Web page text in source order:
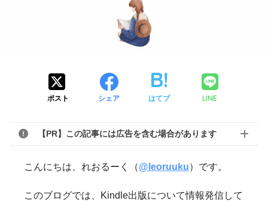
ポスト シェア はてブ LINE
【PR】この記事には広告を含む場合があります
こんにちは、れおるーく（@leoruuku）です。
このブログでは、Kindle出版について情報発信して